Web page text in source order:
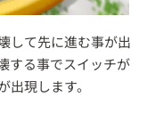
して先に進む事が出
する事でスイッチが
現します。